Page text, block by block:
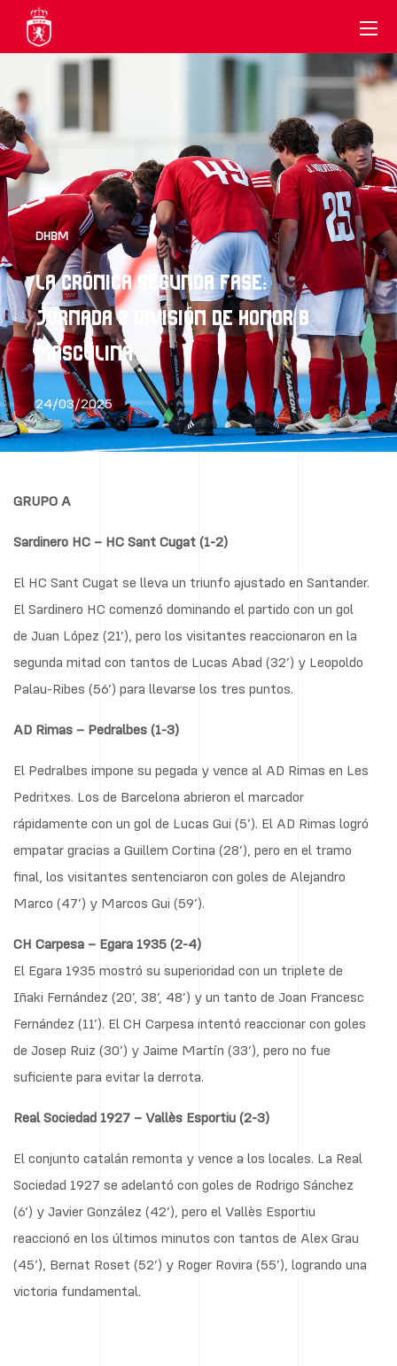
DHBM
LA CRÓNICA SEGUNDA FASE:
JORNADA 3 DIVISIÓN DE HONOR B
MASCULINA
24/03/2025
GRUPO A
Sardinero HC – HC Sant Cugat (1-2)
El HC Sant Cugat se lleva un triunfo ajustado en Santander.
El Sardinero HC comenzó dominando el partido con un gol
de Juan López (21’), pero los visitantes reaccionaron en la
segunda mitad con tantos de Lucas Abad (32’) y Leopoldo
Palau-Ribes (56’) para llevarse los tres puntos.
AD Rimas – Pedralbes (1-3)
El Pedralbes impone su pegada y vence al AD Rimas en Les
Pedritxes. Los de Barcelona abrieron el marcador
rápidamente con un gol de Lucas Gui (5’). El AD Rimas logró
empatar gracias a Guillem Cortina (28’), pero en el tramo
final, los visitantes sentenciaron con goles de Alejandro
Marco (47’) y Marcos Gui (59’).
CH Carpesa – Egara 1935 (2-4)
El Egara 1935 mostró su superioridad con un triplete de
Iñaki Fernández (20’, 38’, 48’) y un tanto de Joan Francesc
Fernández (11’). El CH Carpesa intentó reaccionar con goles
de Josep Ruiz (30’) y Jaime Martín (33’), pero no fue
suficiente para evitar la derrota.
Real Sociedad 1927 – Vallès Esportiu (2-3)
El conjunto catalán remonta y vence a los locales. La Real
Sociedad 1927 se adelantó con goles de Rodrigo Sánchez
(6’) y Javier González (42’), pero el Vallès Esportiu
reaccionó en los últimos minutos con tantos de Alex Grau
(45’), Bernat Roset (52’) y Roger Rovira (55’), logrando una
victoria fundamental.